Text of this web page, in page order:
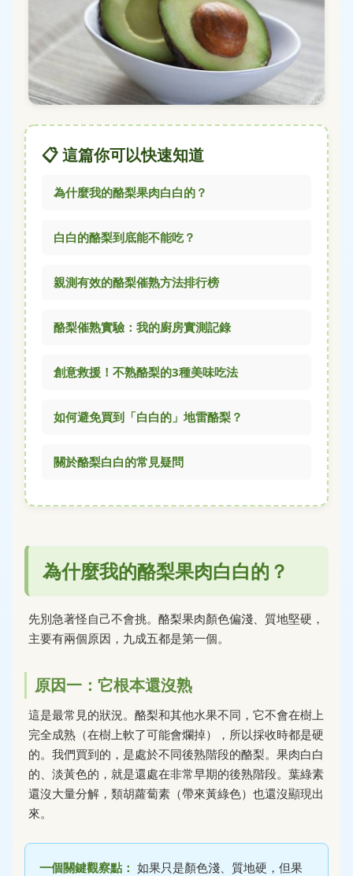
📋 這篇你可以快速知道
為什麼我的酪梨果肉白白的？
白白的酪梨到底能不能吃？
親測有效的酪梨催熟方法排行榜
酪梨催熟實驗：我的廚房實測記錄
創意救援！不熟酪梨的3種美味吃法
如何避免買到「白白的」地雷酪梨？
關於酪梨白白的常見疑問
為什麼我的酪梨果肉白白的？
先別急著怪自己不會挑。酪梨果肉顏色偏淺、質地堅硬，
主要有兩個原因，九成五都是第一個。
原因一：它根本還沒熟
這是最常見的狀況。酪梨和其他水果不同，它不會在樹上
完全成熟（在樹上軟了可能會爛掉），所以採收時都是硬
的。我們買到的，是處於不同後熟階段的酪梨。果肉白白
的、淡黃色的，就是還處在非常早期的後熟階段。葉綠素
還沒大量分解，類胡蘿蔔素（帶來黃綠色）也還沒顯現出
來。
一個關鍵觀察點： 如果只是顏色淺、質地硬，但果